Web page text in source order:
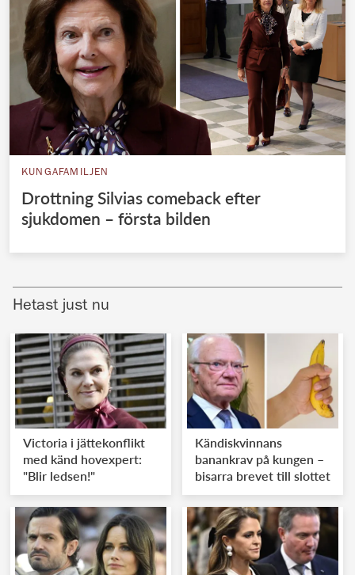
KUNGAFAMILJEN
Drottning Silvias comeback efter
sjukdomen – första bilden
Hetast just nu
Victoria i jättekonflikt
med känd hovexpert:
"Blir ledsen!"
Kändiskvinnans
banankrav på kungen –
bisarra brevet till slottet